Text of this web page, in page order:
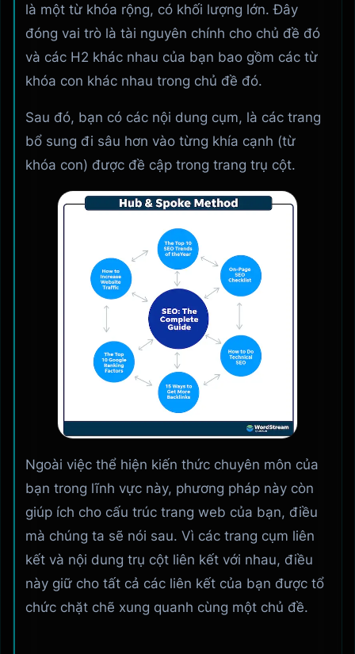
là một từ khóa rộng, có khối lượng lớn. Đây
đóng vai trò là tài nguyên chính cho chủ đề đó
và các H2 khác nhau của bạn bao gồm các từ
khóa con khác nhau trong chủ đề đó.
Sau đó, bạn có các nội dung cụm, là các trang
bổ sung đi sâu hơn vào từng khía cạnh (từ
khóa con) được đề cập trong trang trụ cột.
Ngoài việc thể hiện kiến ​​thức chuyên môn của
bạn trong lĩnh vực này, phương pháp này còn
giúp ích cho cấu trúc trang web của bạn, điều
mà chúng ta sẽ nói sau. Vì các trang cụm liên
kết và nội dung trụ cột liên kết với nhau, điều
này giữ cho tất cả các liên kết của bạn được tổ
chức chặt chẽ xung quanh cùng một chủ đề.